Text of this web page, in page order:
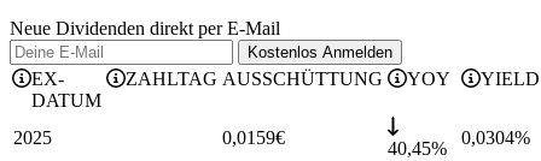
Neue Dividenden direkt per E-Mail
Kostenlos Anmelden
EX-
DATUM
ZAHLTAG AUSSCHÜTTUNG YOY YIELD
2025 0,0159€
40,45%
0,0304%